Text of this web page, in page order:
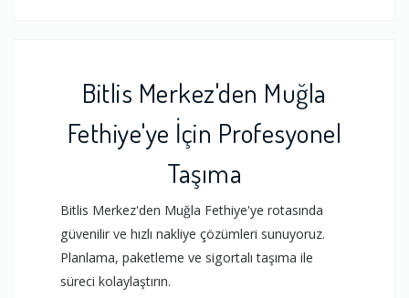
Bitlis Merkez'den Muğla
Fethiye'ye İçin Profesyonel
Taşıma
Bitlis Merkez'den Muğla Fethiye'ye rotasında
güvenilir ve hızlı nakliye çözümleri sunuyoruz.
Planlama, paketleme ve sigortalı taşıma ile
süreci kolaylaştırın.